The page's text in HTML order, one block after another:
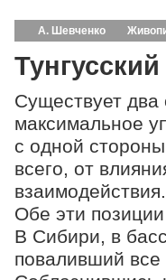
А. Шевченко
Существует два
максимальное
с одной
всего, от
взаимодействия.
Обе эти
В Сибири, в
поваливший